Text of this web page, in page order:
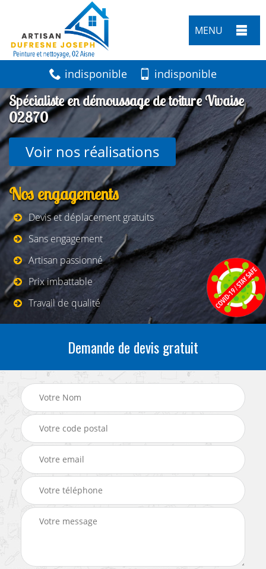
MENU
indisponible indisponible
Spécialiste en démoussage de toiture Vivaise
02870
Voir nos réalisations
Nos engagements
Devis et déplacement gratuits
Sans engagement
Artisan passionné
Prix imbattable
Travail de qualité
Demande de devis gratuit